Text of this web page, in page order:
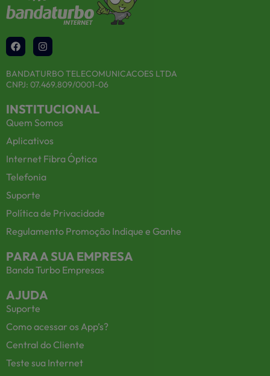
BANDATURBO TELECOMUNICACOES LTDA
CNPJ: 07.469.809/0001-06
INSTITUCIONAL
Quem Somos
Aplicativos
Internet Fibra Óptica
Telefonia
Suporte
Política de Privacidade
Regulamento Promoção Indique e Ganhe
PARA A SUA EMPRESA
Banda Turbo Empresas
AJUDA
Suporte
Como acessar os App’s?
Central do Cliente
Teste sua Internet